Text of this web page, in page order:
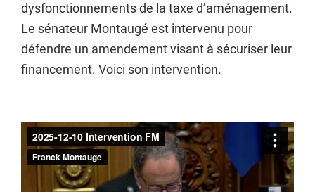
dysfonctionnements de la taxe d’aménagement.
Le sénateur Montaugé est intervenu pour
défendre un amendement visant à sécuriser leur
financement. Voici son intervention.